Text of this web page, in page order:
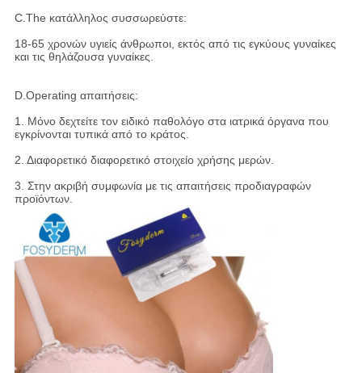
C.The κατάλληλος συσσωρεύστε:
18-65 χρονών υγιείς άνθρωποι, εκτός από τις εγκύους γυναίκες
και τις θηλάζουσα γυναίκες.
D.Operating απαιτήσεις:
1. Μόνο δεχτείτε τον ειδικό παθολόγο στα ιατρικά όργανα που
εγκρίνονται τυπικά από το κράτος.
2. Διαφορετικό διαφορετικό στοιχείο χρήσης μερών.
3. Στην ακριβή συμφωνία με τις απαιτήσεις προδιαγραφών
προϊόντων.